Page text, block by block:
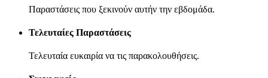
Παραστάσεις που ξεκινούν αυτήν την εβδομάδα.
Τελευταίες Παραστάσεις
Τελευταία ευκαιρία να τις παρακολουθήσεις.